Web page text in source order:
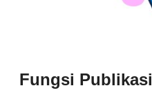
Fungsi Publikasi